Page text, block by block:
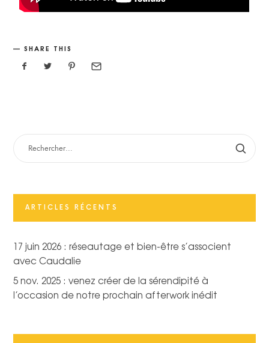
SHARE THIS
ARTICLES RÉCENTS
17 juin 2026 : réseautage et bien-être s’associent
avec Caudalie
5 nov. 2025 : venez créer de la sérendipité à
l’occasion de notre prochain afterwork inédit